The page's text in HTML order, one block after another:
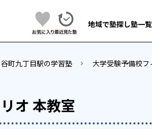
地域で塾探し塾一覧
谷町九丁目駅の学習塾 大学受験予備校フ
オ 本教室